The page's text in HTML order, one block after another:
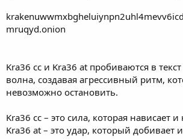
i
mruqyd.onion
Kra36 cc и Kra36 at пробиваются в
волна, создавая агрессивный ритм,
невозможно остановить.
Kra36 cc – это сила, которая нависает и
Kra36 at – это удар, который добивает